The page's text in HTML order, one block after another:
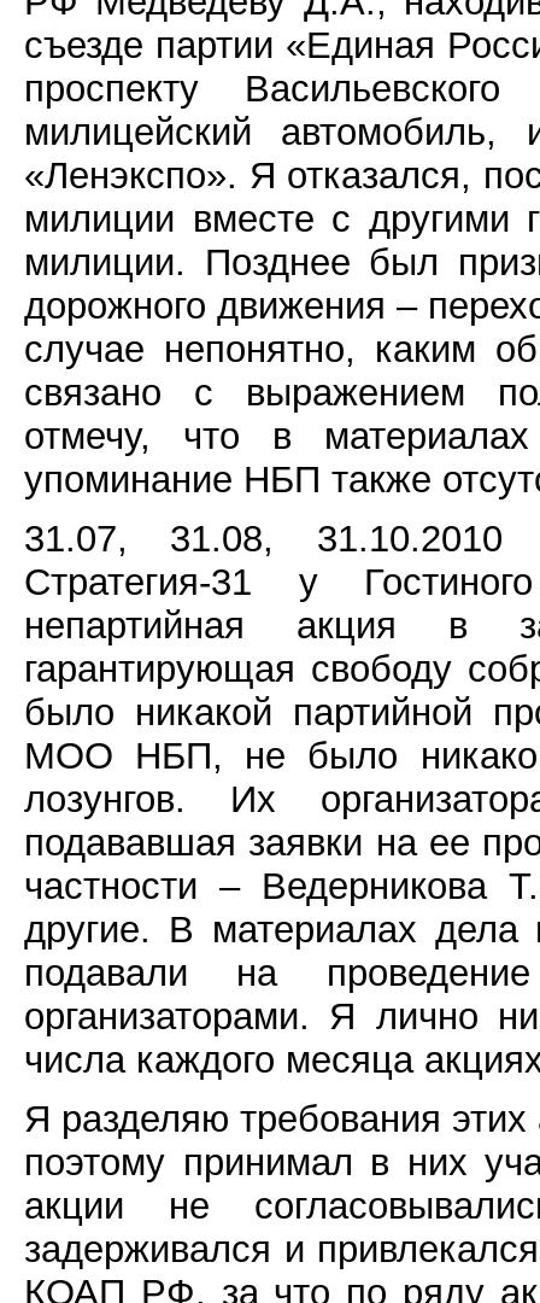
съезде партии «Единая
проспекту
милицейский
«Ленэкспо». Я отказался,
милиции вместе с другими
милиции. Позднее был
дорожного движения –
случае непонятно, каким
связано с выражением
отмечу, что в материалах
упоминание НБП также
31.07, 31.08,
Стратегия-31 у
непартийная акция в
гарантирующая свободу
было никакой партийной
МОО НБП, не было никакой
лозунгов. Их
подававшая заявки на ее
частности –
другие. В материалах
подавали на
организаторами. Я лично
числа каждого месяца
Я разделяю требования
поэтому принимал в них
акции не
задерживался и
КОАП РФ, за что по ряду